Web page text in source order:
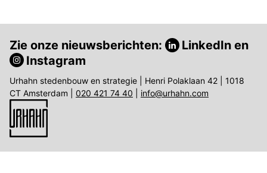
Zie onze nieuwsberichten: LinkedIn en
Instagram
Urhahn stedenbouw en strategie | Henri Polaklaan 42 | 1018
CT Amsterdam | 020 421 74 40 info@urhahn.com